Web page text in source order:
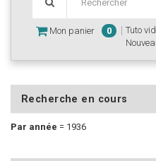
Mon panier 0 Tuto
Recherche en cours
Par année = 1936